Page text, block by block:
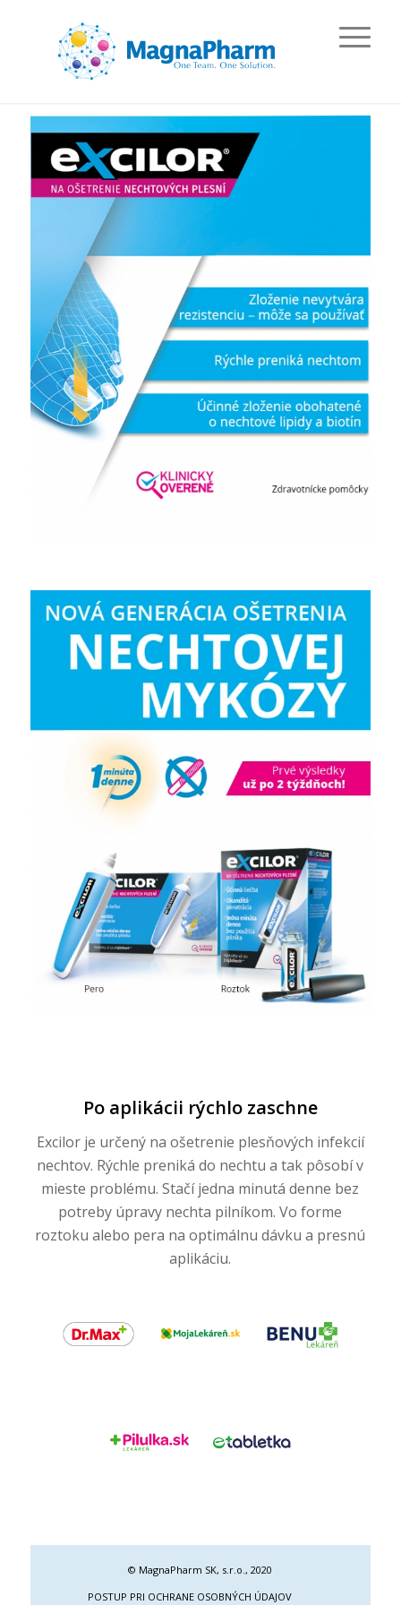
Po aplikácii rýchlo zaschne
Excilor je určený na ošetrenie plesňových infekcií
nechtov. Rýchle preniká do nechtu a tak pôsobí v
mieste problému. Stačí jedna minutá denne bez
potreby úpravy nechta pilníkom. Vo forme
roztoku alebo pera na optimálnu dávku a presnú
aplikáciu.
© MagnaPharm SK, s.r.o., 2020
POSTUP PRI OCHRANE OSOBNÝCH ÚDAJOV